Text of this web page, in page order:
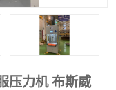
压力机 布斯威